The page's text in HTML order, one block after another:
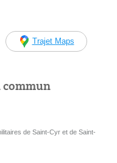
Trajet Maps
de Saint-Cyr et de Saint-